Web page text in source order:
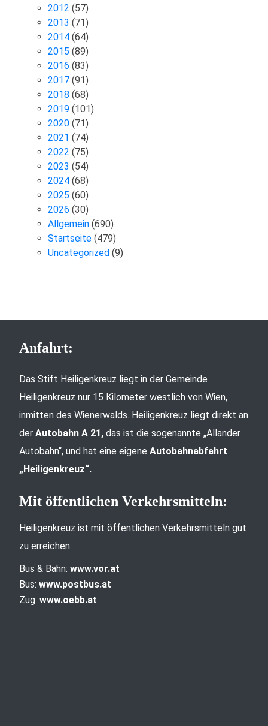
2012 (57)
2013 (71)
2014 (64)
2015 (89)
2016 (83)
2017 (91)
2018 (68)
2019 (101)
2020 (71)
2021 (74)
2022 (75)
2023 (54)
2024 (68)
2025 (60)
2026 (30)
Allgemein (690)
Startseite (479)
Uncategorized (9)
Anfahrt:
Das Stift Heiligenkreuz liegt in der Gemeinde
Heiligenkreuz nur 15 Kilometer westlich von Wien,
inmitten des Wienerwalds. Heiligenkreuz liegt direkt an
der Autobahn A 21, das ist die sogenannte „Allander
Autobahn“, und hat eine eigene Autobahnabfahrt
„Heiligenkreuz“.
Mit öffentlichen Verkehrsmitteln:
Heiligenkreuz ist mit öffentlichen Verkehrsmitteln gut
zu erreichen:
Bus & Bahn: www.vor.at
Bus: www.postbus.at
Zug: www.oebb.at